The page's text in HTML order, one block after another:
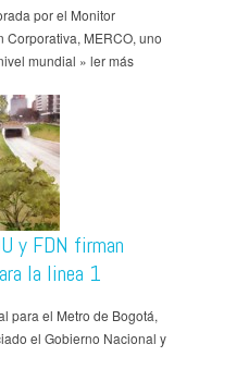
por el Monitor
Corporativa, MERCO, uno
mundial » ler más
y FDN firman
la linea 1
para el Metro de Bogotá,
el Gobierno Nacional y